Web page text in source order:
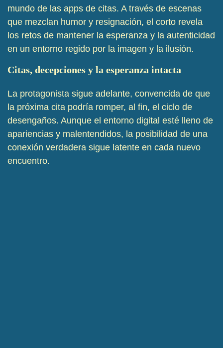
mundo de las apps de citas. A través de escenas
que mezclan humor y resignación, el corto revela
los retos de mantener la esperanza y la autenticidad
en un entorno regido por la imagen y la ilusión.
Citas, decepciones y la esperanza intacta
La protagonista sigue adelante, convencida de que
la próxima cita podría romper, al fin, el ciclo de
desengaños. Aunque el entorno digital esté lleno de
apariencias y malentendidos, la posibilidad de una
conexión verdadera sigue latente en cada nuevo
encuentro.